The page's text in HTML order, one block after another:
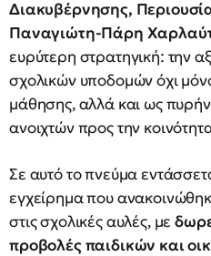
Διακυβέρνησης,
Παναγιώτη-Πάρη
ευρύτερη στρατηγική: την
σχολικών υποδομών όχι
μάθησης, αλλά και ως
ανοιχτών προς την
Σε αυτό το πνεύμα
εγχείρημα που
στις σχολικές αυλές, με
προβολές παιδικών και